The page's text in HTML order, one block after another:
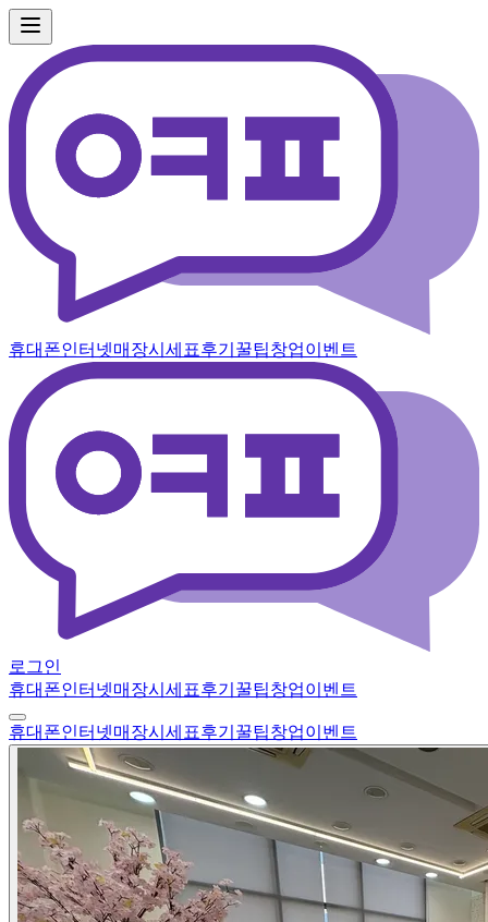
휴대폰인터넷매장시세표후기 꿀팁창업이벤트
로그인
휴대폰인터넷매장시세표후기 꿀팁창업이벤트
휴대폰인터넷매장시세표후기 꿀팁창업이벤트